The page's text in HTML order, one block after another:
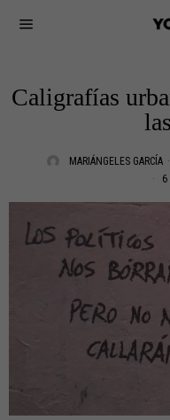
Caligrafías
MARIÁNGELES GARCÍA
6